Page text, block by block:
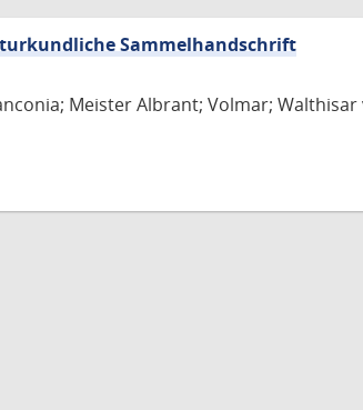
Sammelhandschrift
Meister Albrant; Volmar;